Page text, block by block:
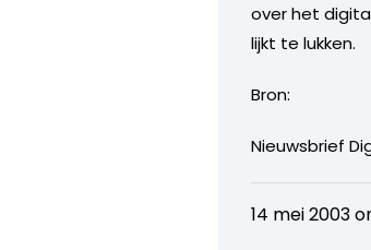
over het
lijkt te lukken.
Bron:
Nieuwsbrief
14 mei 2003